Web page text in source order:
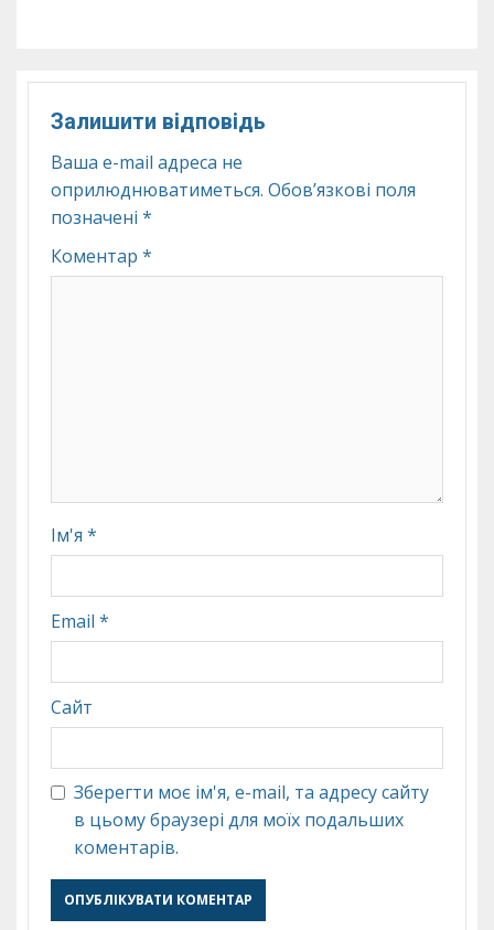
Залишити відповідь
Ваша e-mail адреса не
оприлюднюватиметься. Обов’язкові поля
позначені *
Коментар *
Ім'я *
Email *
Сайт
Зберегти моє ім'я, e-mail, та адресу сайту
в цьому браузері для моїх подальших
коментарів.